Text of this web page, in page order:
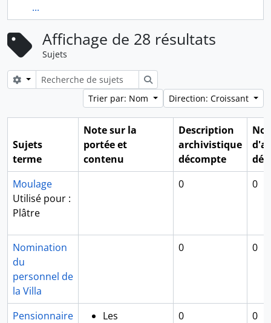
...
Affichage de 28 résultats
Sujets
Search options
Rechercher
Trier par: Nom
Direction: Croissant
Sujets
terme
Note sur la
portée et
contenu
Description
archivistique
décompte
Moulage
Utilisé pour :
Plâtre
0 0
Nomination
du
personnel de
la Villa
0 0
Pensionnaire
Les
0 0